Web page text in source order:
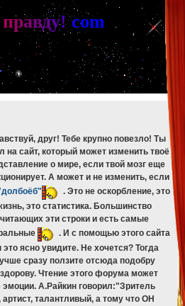
phpbb/db/driver/mysqli.php
phpbb/db/driver/mysqli.php 329
phpbb/db/driver/mysqli.php on line 265
phpbb/db/driver/mysqli.php on line329
phpbb/db/driver/mysqli.php on line 265
phpbb/db/driver/mysqli.php on line329:
правду! com
друг! Тебе крупно повезло! Ты
на сайт, который может изменить твоё
о мире, если твой мозг еще
А может и не изменить, если
. Это не оскорбление, это
это статистика. Большинство
читающих эти строки и есть самые
. И с помощью этого сайта
это ясно увидите. Не хочется? Тогда
сразу ползите отсюда подобру
Чтение этого форума может
А.Райкин говорил:"Зритель
талантливый, а тому что ОН